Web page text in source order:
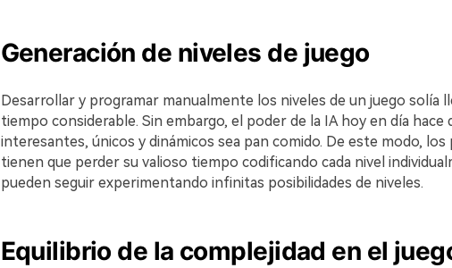
Generación de niveles de juego
Desarrollar y programar manualmente los niveles de un juego solía
tiempo considerable. Sin embargo, el poder de la IA hoy en día hace
interesantes, únicos y dinámicos sea pan comido. De este modo,
tienen que perder su valioso tiempo codificando cada nivel
pueden seguir experimentando infinitas posibilidades de niveles.
Equilibrio de la complejidad en el